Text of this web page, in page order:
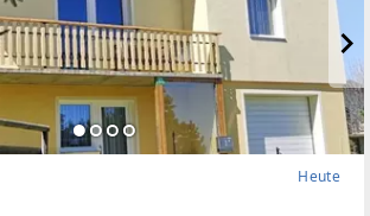
Heute